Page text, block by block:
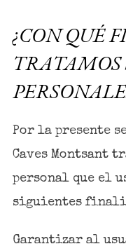
¿CON QUÉ
TRATAMOS
Por la presente
Caves Montsant
personal que el
siguientes
Garantizar al